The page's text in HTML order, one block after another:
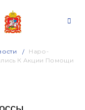
Наро-
К Акции Помощи